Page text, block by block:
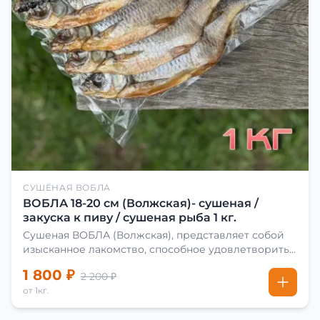
СУШЁНАЯ ВОБЛА
ВОБЛА 18-20 см (Волжская)- сушеная /
закуска к пиву / сушеная рыба 1 кг.
Сушеная ВОБЛА (Волжская), представляет собой
изысканное лакомство, способное удовлетворить
сделать вяленую воблу, её сначала хорошо солят.
Для этого используют старые рецепты и
современные способы. Благодаря этому рыба
1 800 ₽ 2 200 ₽
от 1кг.